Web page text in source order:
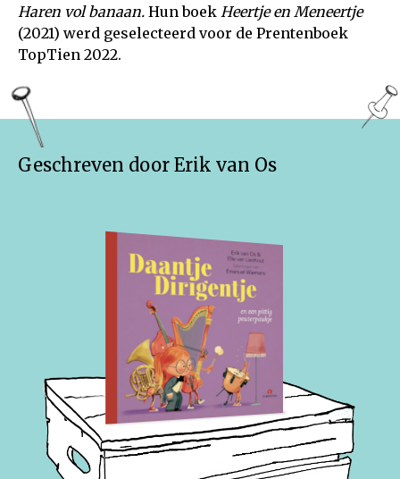
Haren vol banaan. Hun boek Heertje en Meneertje
(2021) werd geselecteerd voor de Prentenboek
TopTien 2022.
Geschreven door Erik van Os